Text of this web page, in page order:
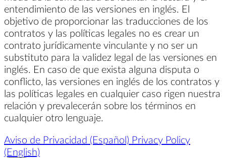
entendimiento de las versiones en inglés. El
objetivo de proporcionar las traducciones de los
contratos y las políticas legales no es crear un
contrato jurídicamente vinculante y no ser un
substituto para la validez legal de las versiones en
inglés. En caso de que exista alguna disputa o
conflicto, las versiones en inglés de los contratos y
las políticas legales en cualquier caso rigen nuestra
relación y prevalecerán sobre los términos en
cualquier otro lenguaje.
Aviso de Privacidad (Español) Privacy Policy
(English)